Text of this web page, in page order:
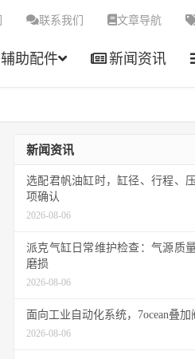
辅助配件 新闻资讯
联系我们 文章导航
新闻资讯
选配君帆油缸时，缸径、行程、
项确认
2026-08-06
派克气缸日常维护检查：气源质
磨损
2026-08-06
面向工业自动化系统，7ocean叠
2026-08-06